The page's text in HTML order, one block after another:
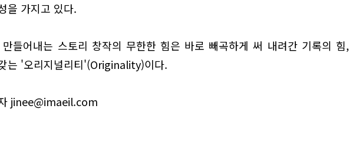
을 가지고 있다.
들어내는 스토리 창작의 무한한 힘은 바로 빼곡하게 써 내려간 기록의 힘,
는 '오리지널리티'(Originality)이다.
jinee@imaeil.com